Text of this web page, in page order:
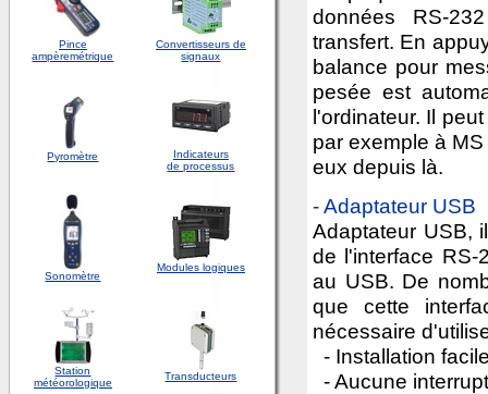
Pince
ampèremétrique
Convertisseurs de
signaux
Pyromètre
Indicateurs
de processus
Sonomètre
Modules logiques
Station
météorologique
Transducteurs
données RS-
transfert. En
balance pour
pesée est
l'ordinateur. Il
par exemple à
eux depuis là.
- Adaptateur USB
Adaptateur USB,
de l'interface
au USB. De
que cette
nécessaire
- Installation
- Aucune